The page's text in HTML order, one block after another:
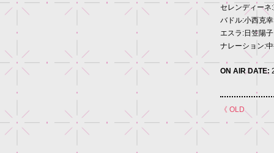
セレンディーネ
バドル:小西克幸
エスラ:日笠陽子
ナレーション:
ON AIR DATE:
《 OLD